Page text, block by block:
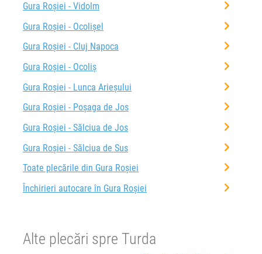
Gura Roșiei - Vidolm
Gura Roșiei - Ocolișel
Gura Roșiei - Cluj Napoca
Gura Roșiei - Ocoliș
Gura Roșiei - Lunca Arieșului
Gura Roșiei - Poșaga de Jos
Gura Roșiei - Sălciua de Jos
Gura Roșiei - Sălciua de Sus
Toate plecările din Gura Roșiei
Închirieri autocare în Gura Roșiei
Alte plecări spre Turda